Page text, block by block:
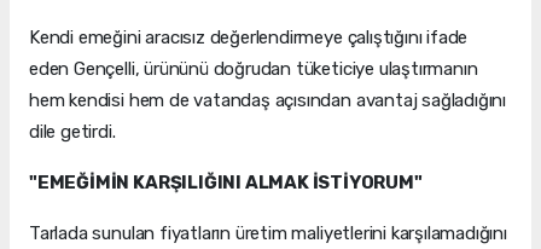
Kendi emeğini aracısız değerlendirmeye çalıştığını ifade
eden Gençelli, ürününü doğrudan tüketiciye ulaştırmanın
hem kendisi hem de vatandaş açısından avantaj sağladığını
dile getirdi.
"EMEĞİMİN KARŞILIĞINI ALMAK İSTİYORUM"
Tarlada sunulan fiyatların üretim maliyetlerini karşılamadığını